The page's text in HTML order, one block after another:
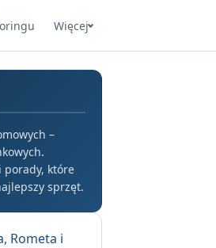
Więcej
–
porady, które
sprzęt.
Rometa i